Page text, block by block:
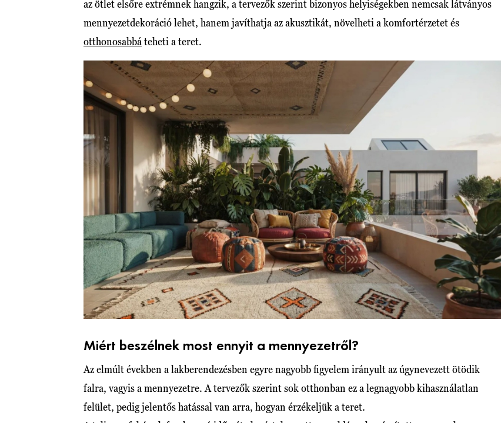
az ötlet elsőre extrémnek hangzik, a tervezők szerint bizonyos helyiségekben nemcsak látványos
mennyezetdekoráció lehet, hanem javíthatja az akusztikát, növelheti a komfortérzetet és
otthonosabbá teheti a teret.
Miért beszélnek most ennyit a mennyezetről?
Az elmúlt években a lakberendezésben egyre nagyobb figyelem irányult az úgynevezett ötödik
falra, vagyis a mennyezetre. A tervezők szerint sok otthonban ez a legnagyobb kihasználatlan
felület, pedig jelentős hatással van arra, hogyan érzékeljük a teret.